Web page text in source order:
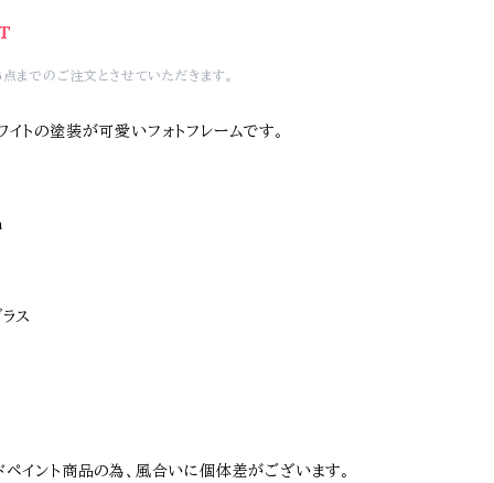
までのご注文とさせていただきます。
イトの塗装が可愛いフォトフレームです。
ス
イント商品の為、風合いに個体差がございます。